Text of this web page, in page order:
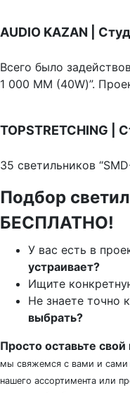
AUDIO KAZAN |
Всего было
1 000 ММ (40W)”.
TOPSTRETCHING |
35 светильников
Подбор
БЕСПЛАТНО!
У вас есть в
устраивает?
Ищите
Не знаете точно
выбрать?
Просто оставьте
мы свяжемся с вами и сами
нашего ассортимента или